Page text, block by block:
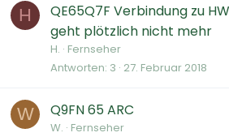
H
QE65Q7F Verbindung zu
geht plötzlich nicht mehr
H. Fernseher
Antworten 3 27. Februar 2018
W Q9FN 65 ARC
W. Fernseher